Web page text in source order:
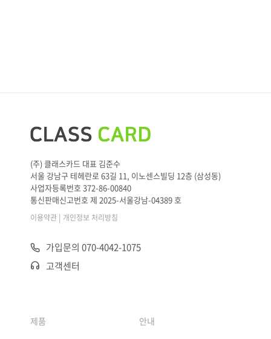
(주) 클래스카드 대표 김준수
서울 강남구 테헤란로 63길 11, 이노센스빌딩 12층 (삼성동)
사업자등록번호 372-86-00840
통신판매신고번호 제 2025-서울강남-04389 호
이용약관 | 개인정보 처리방침
가입문의 070-4042-1075
고객센터
제품 안내